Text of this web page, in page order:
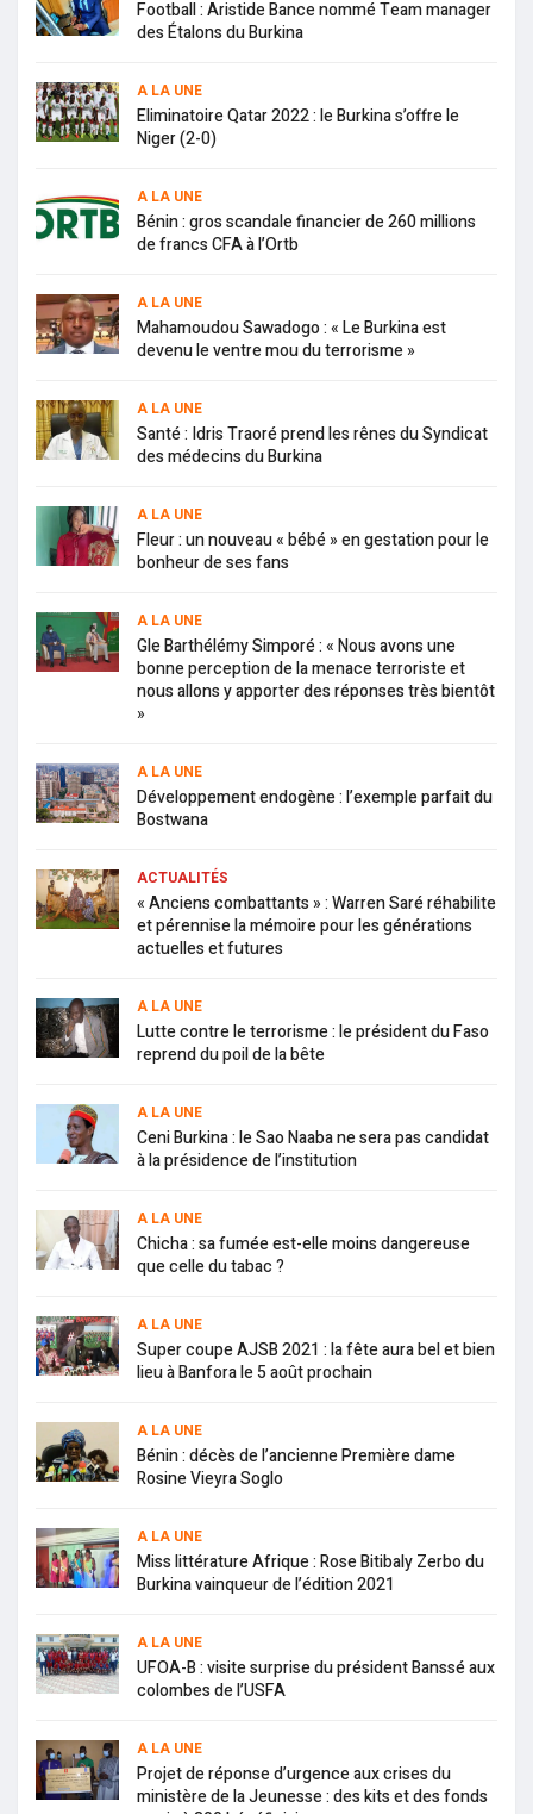
Football : Aristide Bance nommé Team manager
des Étalons du Burkina
A LA UNE
Eliminatoire Qatar 2022 : le Burkina s’offre le
Niger (2-0)
A LA UNE
Bénin : gros scandale financier de 260 millions
de francs CFA à l’Ortb
A LA UNE
Mahamoudou Sawadogo : « Le Burkina est
devenu le ventre mou du terrorisme »
A LA UNE
Santé : Idris Traoré prend les rênes du Syndicat
des médecins du Burkina
A LA UNE
Fleur : un nouveau « bébé » en gestation pour le
bonheur de ses fans
A LA UNE
Gle Barthélémy Simporé : « Nous avons une
bonne perception de la menace terroriste et
nous allons y apporter des réponses très bientôt
»
A LA UNE
Développement endogène : l’exemple parfait du
Bostwana
ACTUALITÉS
« Anciens combattants » : Warren Saré réhabilite
et pérennise la mémoire pour les générations
actuelles et futures
A LA UNE
Lutte contre le terrorisme : le président du Faso
reprend du poil de la bête
A LA UNE
Ceni Burkina : le Sao Naaba ne sera pas candidat
à la présidence de l’institution
A LA UNE
Chicha : sa fumée est-elle moins dangereuse
que celle du tabac ?
A LA UNE
Super coupe AJSB 2021 : la fête aura bel et bien
lieu à Banfora le 5 août prochain
A LA UNE
Bénin : décès de l’ancienne Première dame
Rosine Vieyra Soglo
A LA UNE
Miss littérature Afrique : Rose Bitibaly Zerbo du
Burkina vainqueur de l’édition 2021
A LA UNE
UFOA-B : visite surprise du président Banssé aux
colombes de l’USFA
A LA UNE
Projet de réponse d’urgence aux crises du
ministère de la Jeunesse : des kits et des fonds